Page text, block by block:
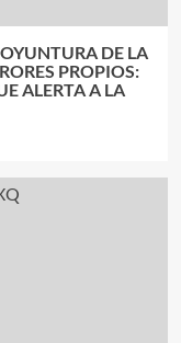
DE LA
PROPIOS:
ALERTA A LA